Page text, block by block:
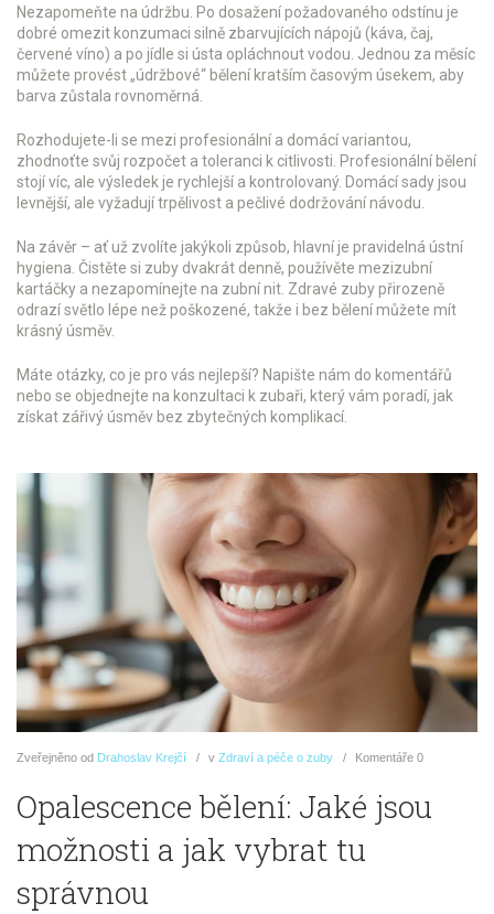
Nezapomeňte na údržbu. Po dosažení požadovaného odstínu je
dobré omezit konzumaci silně zbarvujících nápojů (káva, čaj,
červené víno) a po jídle si ústa opláchnout vodou. Jednou za měsíc
můžete provést „údržbové“ bělení kratším časovým úsekem, aby
barva zůstala rovnoměrná.
Rozhodujete-li se mezi profesionální a domácí variantou,
zhodnoťte svůj rozpočet a toleranci k citlivosti. Profesionální bělení
stojí víc, ale výsledek je rychlejší a kontrolovaný. Domácí sady jsou
levnější, ale vyžadují trpělivost a pečlivé dodržování návodu.
Na závěr – ať už zvolíte jakýkoli způsob, hlavní je pravidelná ústní
hygiena. Čistěte si zuby dvakrát denně, používěte mezizubní
kartáčky a nezapomínejte na zubní nit. Zdravé zuby přirozeně
odrazí světlo lépe než poškozené, takže i bez bělení můžete mít
krásný úsměv.
Máte otázky, co je pro vás nejlepší? Napište nám do komentářů
nebo se objednejte na konzultaci k zubaři, který vám poradí, jak
získat zářivý úsměv bez zbytečných komplikací.
Zveřejněno od Drahoslav Krejčí v Zdraví a péče o zuby Komentáře 0
Opalescence bělení: Jaké jsou
možnosti a jak vybrat tu
správnou